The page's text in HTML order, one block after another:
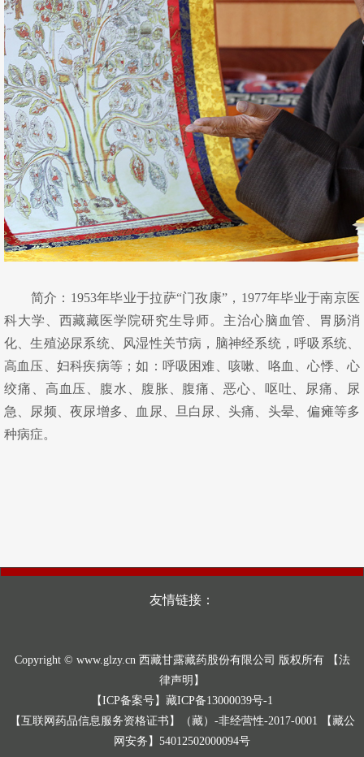
简介：1953年毕业于拉萨“门孜康”，1977年毕业于南京医
科大学、西藏藏医学院研究生导师。主治心脑血管、胃肠消
化、生殖泌尿系统、风湿性关节病，脑神经系统，呼吸系统、
高血压、妇科疾病等；如：呼吸困难、咳嗽、咯血、心悸、心
绞痛、高血压、腹水、腹胀、腹痛、恶心、呕吐、尿痛、尿
急、尿频、夜尿增多、血尿、旦白尿、头痛、头晕、偏瘫等多
种病症。
友情链接：
Copyright © www.glzy.cn 西藏甘露藏药股份有限公司 版权所有
【法
律声明】
【ICP备案号】藏ICP备13000039号-1
【互联网药品信息服务资格证书】（藏）-非经营性-2017-0001 【藏公
网安务】54012502000094号